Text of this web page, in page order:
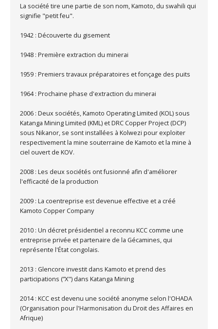
La société tire une partie de son nom, Kamoto, du swahili qui
signifie "petit feu".
1942 : Découverte du gisement
1948 : Première extraction du minerai
1959 : Premiers travaux préparatoires et fonçage des puits
1964 : Prochaine phase d'extraction du minerai
2006 : Deux sociétés, Kamoto Operating Limited (KOL) sous
Katanga Mining Limited (KML) et DRC Copper Project (DCP)
sous Nikanor, se sont installées à Kolwezi pour exploiter
respectivement la mine souterraine de Kamoto et la mine à
ciel ouvert de KOV.
2008 : Les deux sociétés ont fusionné afin d'améliorer
l'efficacité de la production
2009 : La coentreprise est devenue effective et a créé
Kamoto Copper Company
2010 : Un décret présidentiel a reconnu KCC comme une
entreprise privée et partenaire de la Gécamines, qui
représente l'État congolais.
2013 : Glencore investit dans Kamoto et prend des
participations (”X") dans Katanga Mining
2014 : KCC est devenu une société anonyme selon l'OHADA
(Organisation pour l'Harmonisation du Droit des Affaires en
Afrique)